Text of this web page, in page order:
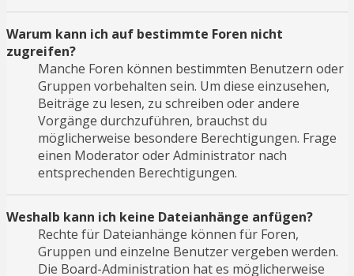
Warum kann ich auf bestimmte Foren nicht
zugreifen?
Manche Foren können bestimmten Benutzern oder
Gruppen vorbehalten sein. Um diese einzusehen,
Beiträge zu lesen, zu schreiben oder andere
Vorgänge durchzuführen, brauchst du
möglicherweise besondere Berechtigungen. Frage
einen Moderator oder Administrator nach
entsprechenden Berechtigungen.
Weshalb kann ich keine Dateianhänge anfügen?
Rechte für Dateianhänge können für Foren,
Gruppen und einzelne Benutzer vergeben werden.
Die Board-Administration hat es möglicherweise